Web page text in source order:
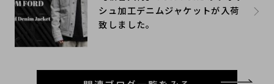
シュ加工デニムジャケットが入荷
致しました。